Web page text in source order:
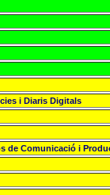
i Diaris Digitals
de Comunicació i